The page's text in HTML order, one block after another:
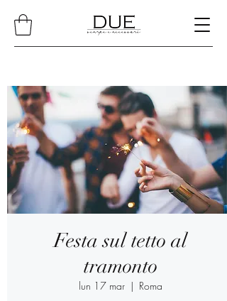
Festa sul tetto al
tramonto
lun 17 mar
  |
Roma